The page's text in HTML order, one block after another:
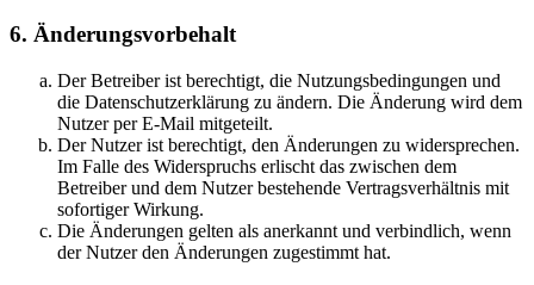
6. Änderungsvorbehalt
Der Betreiber ist berechtigt, die Nutzungsbedingungen und
die Datenschutzerklärung zu ändern. Die Änderung wird dem
Nutzer per E-Mail mitgeteilt.
Der Nutzer ist berechtigt, den Änderungen zu widersprechen.
Im Falle des Widerspruchs erlischt das zwischen dem
Betreiber und dem Nutzer bestehende Vertragsverhältnis mit
sofortiger Wirkung.
Die Änderungen gelten als anerkannt und verbindlich, wenn
der Nutzer den Änderungen zugestimmt hat.